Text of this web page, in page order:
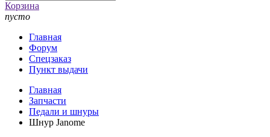
Корзина
пусто
Главная
Форум
Спецзаказ
Пункт выдачи
Главная
Запчасти
Педали и шнуры
Шнур Janome